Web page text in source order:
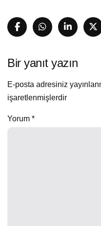
Bir yanıt yazın
E-posta adresiniz
işaretlenmişlerdir
Yorum *